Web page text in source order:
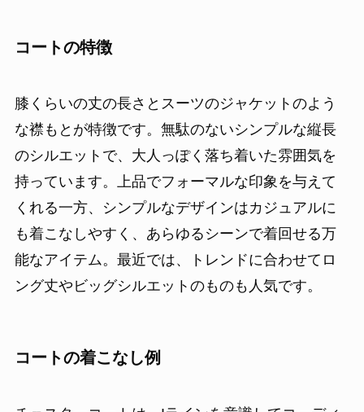
コートの特徴
膝くらいの丈の長さとスーツのジャケットのよう
な襟もとが特徴です。無駄のないシンプルな縦長
のシルエットで、大人っぽく落ち着いた雰囲気を
持っています。上品でフォーマルな印象を与えて
くれる一方、シンプルなデザインはカジュアルに
も着こなしやすく、あらゆるシーンで着回せる万
能なアイテム。最近では、トレンドに合わせてロ
ング丈やビッグシルエットのものも人気です。
コートの着こなし例